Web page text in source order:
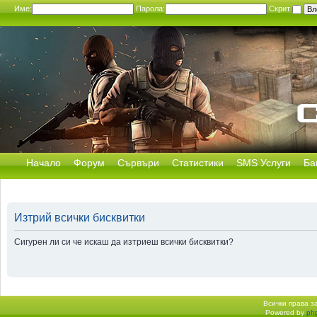
Име: Парола: Скрит
Начало Форум Сървъри Статистики SMS Услуги
Изтрий всички бисквитки
Сигурен ли си че искаш да изтриеш всички бисквитки?
Всички права
Powered by